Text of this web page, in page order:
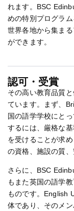
れます。BSC
めの特別プログラ
世界各地から集ま
ができます。
認可・受賞
その高い教育品質
ています。まず、
国の語学学校にと
するには、厳格な
を受けることが求
の資格、施設の質
さらに、BSC
もまた英国の語学
ものです。English
体であり、そのメ